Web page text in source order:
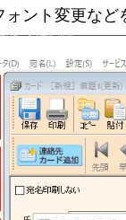
ント変更など